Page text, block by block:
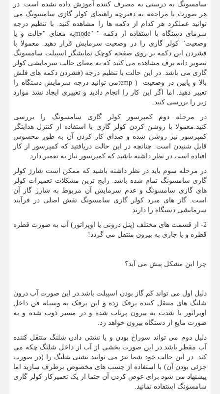
سامسونگ به درستی به مصرف کننده آموزش داده نشده است. در
هر صورت با مراجعه به دفترچه راهنمای کولر گازی سامسونگ می
توانید عملکرد هر کدام از دکمه ها را مشاهده کنید. با تنظیم درجه
سرمای دستگاه با استفاده از دکمه " mode"به معنای "حالت و یا
وضعیت" کولر گازی را در وضعیت سرمایش قرار دهید. معمولا با
فشردن این دکمه بر روی صفحه کوچک نمایشگر اسپیلت سامسونگ
تصویر دانه برف مشاهده می کنید که به معنای حالت سرمایشی کولر
گازی می باشد. در این حالت با تنظیم درجه (فشردن دکمه های فلش
بالا و پایین در وضعیت
temp )می توانید درجه سرمایش دستگاه را
تغییر دهید. اما اگر این کار را انجام دادید و تغییری ایجاد نشد موارد
زیر را بررسی کنید.
در مرحله دوم کمپرسور کولر گازی سامسونگ را بررسی
کنید.معمولا با روشن کردن کولر گازی با استفاده از کنترل هدایتگر
کمپرسور نیز روشن شده و صدای کار کردن آن به طور محسوس
قابل شنیدن است. چنانچه در این حالت دریافتید که کمپرسور از کار
افتاده است در نظر داشته باشید که کمپرسور نیاز به تعمیر دارد.
در مرحله سوم باید در نظر داشته باشید که ممکن است شارژ کولر
گازی سامسونگ تمام شده باشد. رایج ترین مشکلات تعمیرات کولر
های گازی سامسونگ و عدم سرمایش آن مربوط به شارژ گاز آن
است. گاز های مبرد کولر گازی سامسونگ نقش اصلی در فرآیند
سرمایشی دستگاه را دارند
2- از قسمت های مختلف (پنل درونی یا اوپراتور) آب به صورت قطره
قطره و یا جاری به بیرون منتقل می گردد!
چرا این مشکل پیش می آید؟
دلیل اول می تواند کم گاز بودن اسپیلت باشد.در این صورت آب درون
شلنگ های منتقل کننده برفک زده و این برفک به وسیله فن داخل
اوپراتور با شدت به بیرون پرتاب شده و در مسیر ذوب شده و به
صورت مایع از دستگاه بیرون خواهد زد.
دلیل دوم می تواند سوراخ بودن و یا نشتی دادن شلنگ منتقل کننده
آب مقطر باشد.در این صورت بخشی از آب از داخل شلنگ چکه می
کند. در این حالت خود شما نیز می توانید نشتی شلنگ را (در صورت
جزئی بودن آن) با استفاده از چسب های مخصوص برطرف سازید اما
پیشنهاد می شود برای عوض کردن آن حتما از یک تعمیرکار کولر گازی
سامسونگ استفاده نمائید.